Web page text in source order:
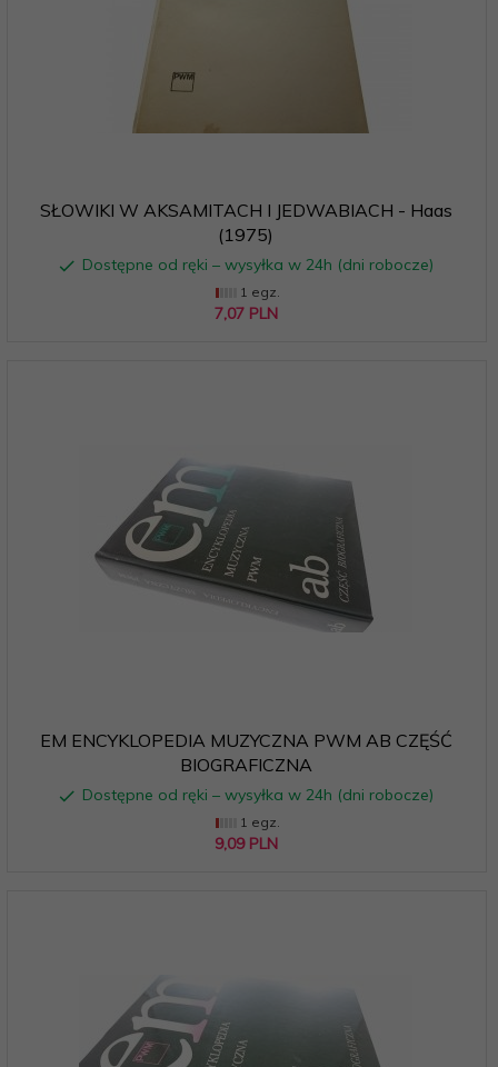
SŁOWIKI W AKSAMITACH I JEDWABIACH - Haas
(1975)
Dostępne od ręki – wysyłka w 24h (dni robocze)
1 egz.
7,07 PLN
EM ENCYKLOPEDIA MUZYCZNA PWM AB CZĘŚĆ
BIOGRAFICZNA
Dostępne od ręki – wysyłka w 24h (dni robocze)
1 egz.
9,09 PLN